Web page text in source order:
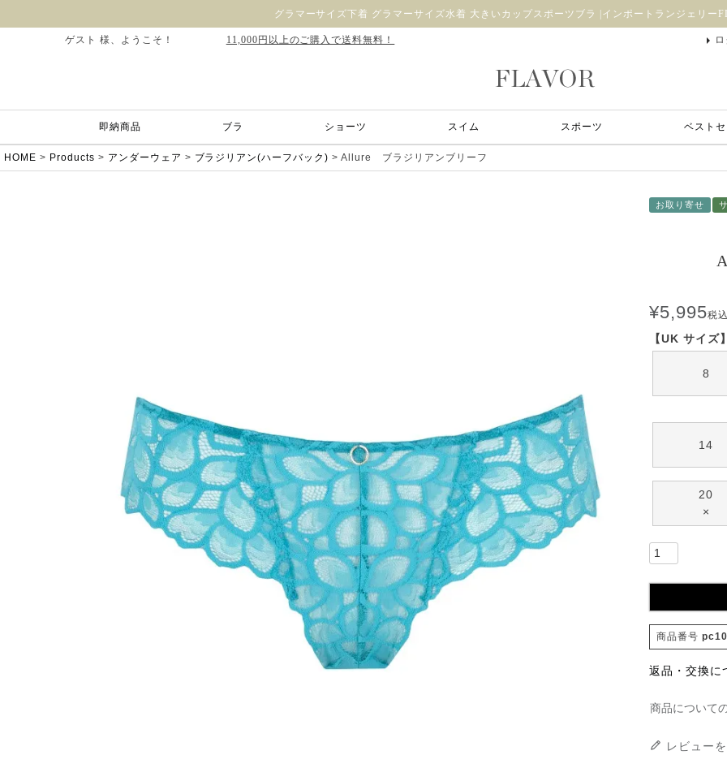
グラマーサイズ下着 グラマーサイズ水着 大きいカップスポーツブラ |インポートランジェリー
ゲスト 様、ようこそ！ 11,000円以上のご購入で送料無料！
即納商品 ブラ ショーツ スイム スポーツ ベスト
HOME Products アンダーウェア ブラジリアン(ハーフバック) Allure ブラジリアンブリーフ
お取り寄せ
¥5,995税
【UK サイズ
8
14
20
×
商品番号
返品・交換に
商品について
レビュー